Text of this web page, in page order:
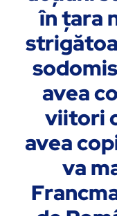
în ţara
avea
viitori
avea
va